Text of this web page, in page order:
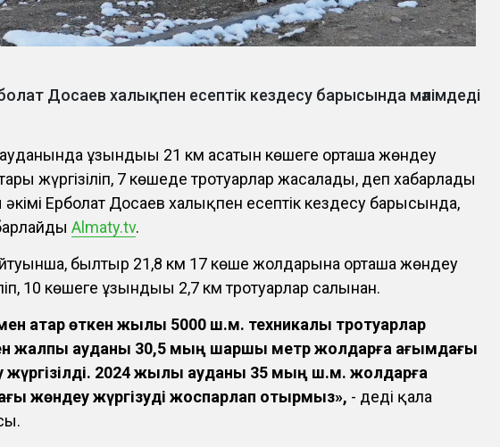
Досаев халықпен есептік кездесу барысында мәлімдеді
ұзындығы 21 км асатын көшеге орташа жөндеу
жүргізіліп, 7 көшеде тротуарлар жасалады, деп хабарлады
Ерболат Досаев халықпен есептік кездесу барысында,
Almaty.tv.
былтыр 21,8 км 17 көше жолдарына орташа жөндеу
10 көшеге ұзындығы 2,7 км тротуарлар салынған.
қатар өткен жылы 5000 ш.м. техникалық тротуарлар
жалпы ауданы 30,5 мың шаршы метр жолдарға ағымдағы
жүргізілді. 2024 жылы ауданы 35 мың ш.м. жолдарға
жөндеу жүргізуді жоспарлап отырмыз», - деді қала